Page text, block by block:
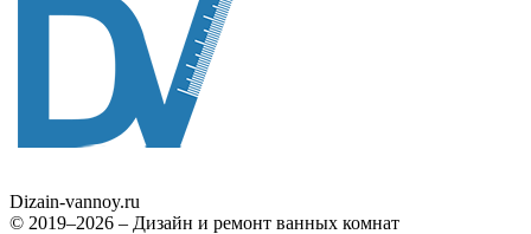
Dizain-vannoy.ru
© 2019–2026 – Дизайн и ремонт ванных комнат